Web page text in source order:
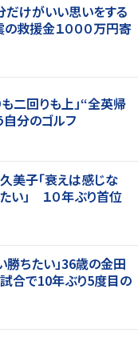
だけがいい思いをする
救援金１０００万円寄
二回りも上」“全英帰
分のゴルフ
久美子「衰えは感じな
い」 １０年ぶり首位
勝ちたい」36歳の金田
合で10年ぶり5度目の